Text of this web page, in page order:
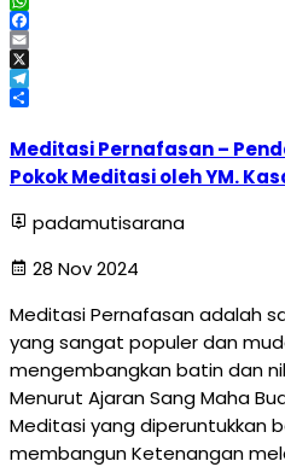
WhatsApp
Facebook
Email
X
Telegram
Meditasi Pernafasan –
Pokok Meditasi oleh YM.
padamutisarana
28 Nov 2024
Meditasi Pernafasan adalah
yang sangat populer dan
mengembangkan batin dan
Menurut Ajaran Sang Maha
Meditasi yang diperuntukkan
membangun Ketenangan